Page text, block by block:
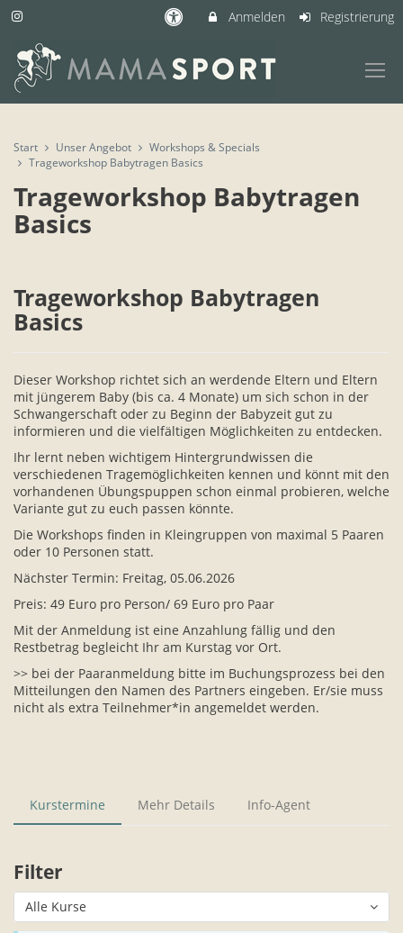
Anmelden Registrierung
Start Unser Angebot
Workshops & Specials
Trageworkshop Babytragen Basics
Trageworkshop Babytragen
Basics
Trageworkshop Babytragen
Basics
Dieser Workshop richtet sich an werdende Eltern und Eltern
mit jüngerem Baby (bis ca. 4 Monate) um sich schon in der
Schwangerschaft oder zu Beginn der Babyzeit gut zu
informieren und die vielfältigen Möglichkeiten zu entdecken.
Ihr lernt neben wichtigem Hintergrundwissen die
verschiedenen Tragemöglichkeiten kennen und könnt mit den
vorhandenen Übungspuppen schon einmal probieren, welche
Variante gut zu euch passen könnte.
Die Workshops finden in Kleingruppen von maximal 5 Paaren
oder 10 Personen statt.
Nächster Termin: Freitag, 05.06.2026
Preis: 49 Euro pro Person/ 69 Euro pro Paar
Mit der Anmeldung ist eine Anzahlung fällig und den
Restbetrag begleicht Ihr am Kurstag vor Ort.
>> bei der Paaranmeldung bitte im Buchungsprozess bei den
Mitteilungen den Namen des Partners eingeben. Er/sie muss
nicht als extra Teilnehmer*in angemeldet werden.
Kurstermine Mehr Details Info-Agent
Filter
Alle Kurse